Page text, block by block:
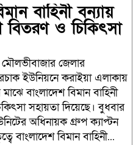
বাহিনী বন্যায়
বিতরণ ও চিকিৎসা
মৌলভীবাজার জেলার
ইউনিয়নে করাইয়া এলাকায়
বাংলাদেশ বিমান বাহিনী
সহায়তা দিয়েছে। বুধবার
অধিনায়ক গ্রুপ ক্যাপ্টন
বাংলাদেশ বিমান বাহিনী...